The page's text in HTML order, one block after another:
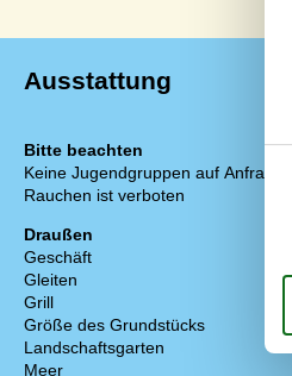
Ausstattung
Bitte beachten
Keine Jugendgruppen auf Anfrage
Rauchen ist verboten
Draußen
Geschäft
Gleiten
Grill
Größe des Grundstücks
Landschaftsgarten
Meer